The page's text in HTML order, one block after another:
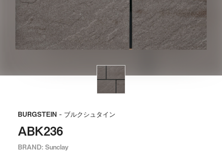
BURGSTEIN - ブルクシュタイン
ABK236
BRAND: Sunclay